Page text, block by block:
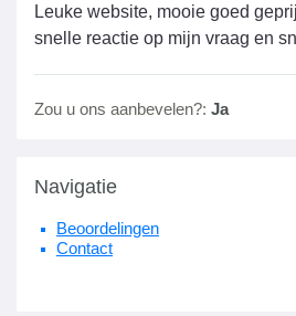
Leuke website, mooie goed
snelle reactie op mijn vraag en
Zou u ons aanbevelen?: Ja
Navigatie
Beoordelingen
Contact